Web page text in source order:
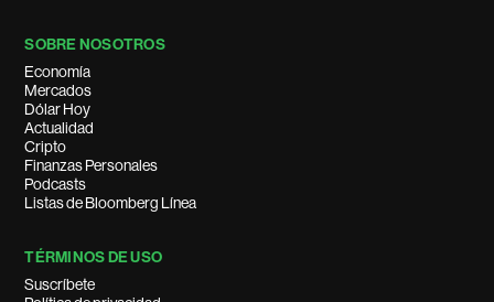
SOBRE NOSOTROS
Economía
Mercados
Dólar Hoy
Actualidad
Cripto
Finanzas Personales
Podcasts
Listas de Bloomberg Línea
TÉRMINOS DE USO
Suscríbete